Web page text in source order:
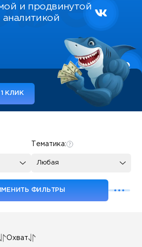
и продвинутой
аналитикой
КЛИК
Тематика:
Любая
ФИЛЬТРЫ
Охват